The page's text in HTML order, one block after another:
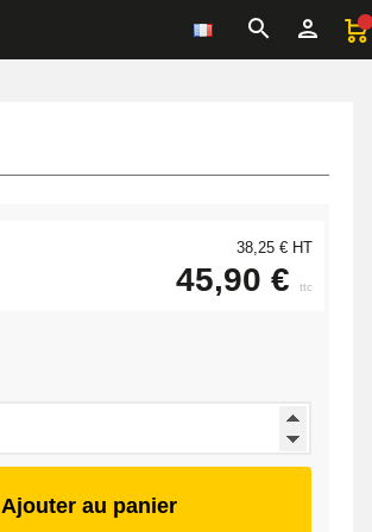
38,25 € HT
45,90 € ttc
Ajouter au panier